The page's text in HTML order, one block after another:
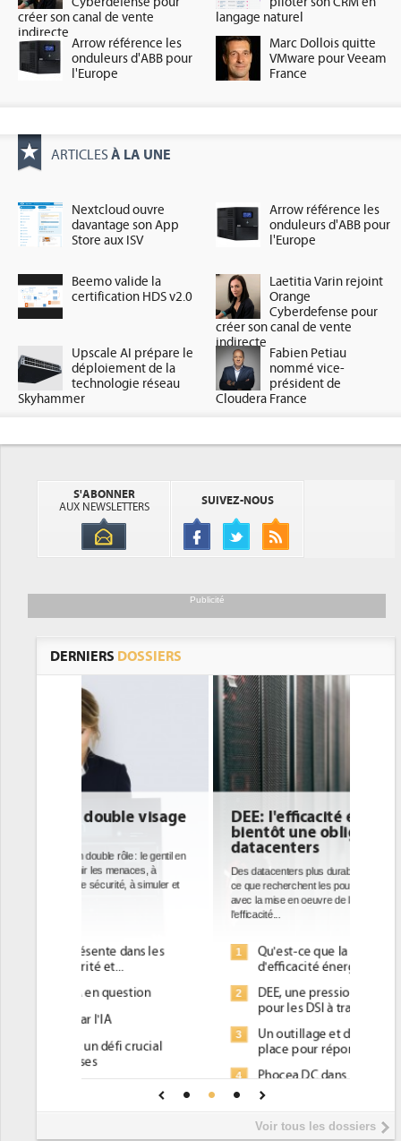
créer son canal de vente
indirecte
langage naturel
Arrow référence les
onduleurs d'ABB pour
l'Europe
Marc Dollois quitte
VMware pour Veeam
France
ARTICLES À LA UNE
Nextcloud ouvre
davantage son App
Store aux ISV
Arrow référence les
onduleurs d'ABB pour
l'Europe
Beemo valide la
certification HDS v2.0
Laetitia Varin rejoint
Orange
Cyberdefense pour
créer son canal de vente
indirecte
Upscale AI prépare le
déploiement de la
technologie réseau
Skyhammer
Fabien Petiau
nommé vice-
président de
Cloudera France
S'ABONNER
AUX NEWSLETTERS
SUIVEZ-NOUS
Publicité
DERNIERS DOSSIERS
DEE: l'efficacité énergétique
bientôt une obligation pour les
datacenters
Des datacenters plus durables et plus efficaces, c'est
ce que recherchent les pouvoirs publics européens
avec la mise en oeuvre de la nouvelle Directive sur
1
Qu'est-ce que la DEE (directive
d'efficacité énergétique) ?
2
DEE, une pression administrative
pour les DSI à transformer...
Un outillage et des services déjà en
place pour répondre à...
Phocea DC dans les cordes pour la
Interview de Fabrice Coquio,
président de Digital Realty...Voir tous les dossiers